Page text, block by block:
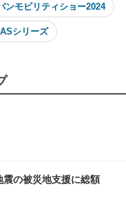
ンモビリティショー2024
シリーズ
の被災地支援に総額